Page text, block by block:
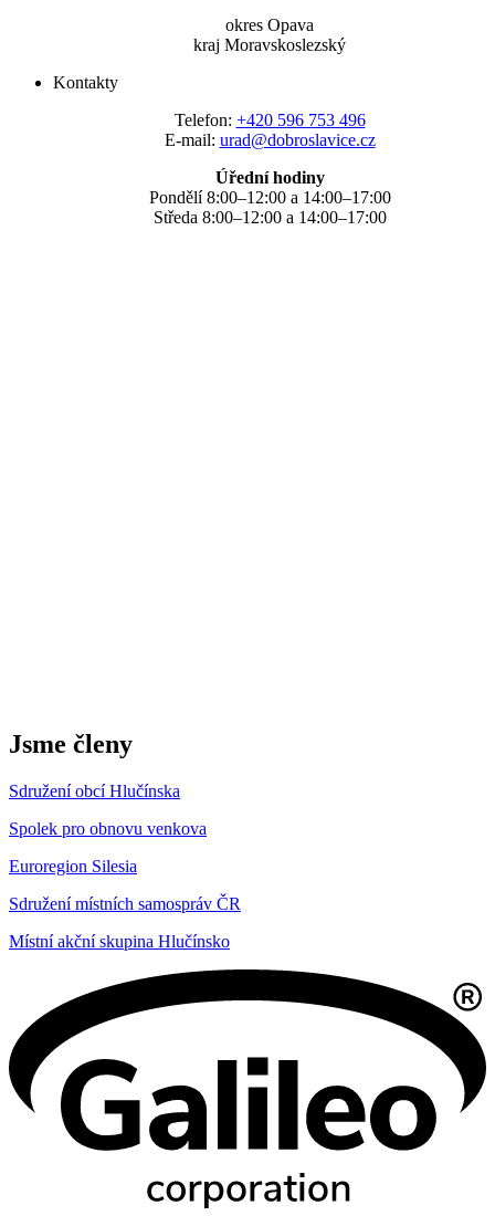
okres Opava
kraj Moravskoslezský
Kontakty
Telefon: +420 596 753 496
E-mail: urad@dobroslavice.cz
Úřední hodiny
Pondělí 8:00–12:00 a 14:00–17:00
Středa 8:00–12:00 a 14:00–17:00
Jsme členy
Sdružení obcí Hlučínska
Spolek pro obnovu venkova
Euroregion Silesia
Sdružení místních samospráv ČR
Místní akční skupina Hlučínsko